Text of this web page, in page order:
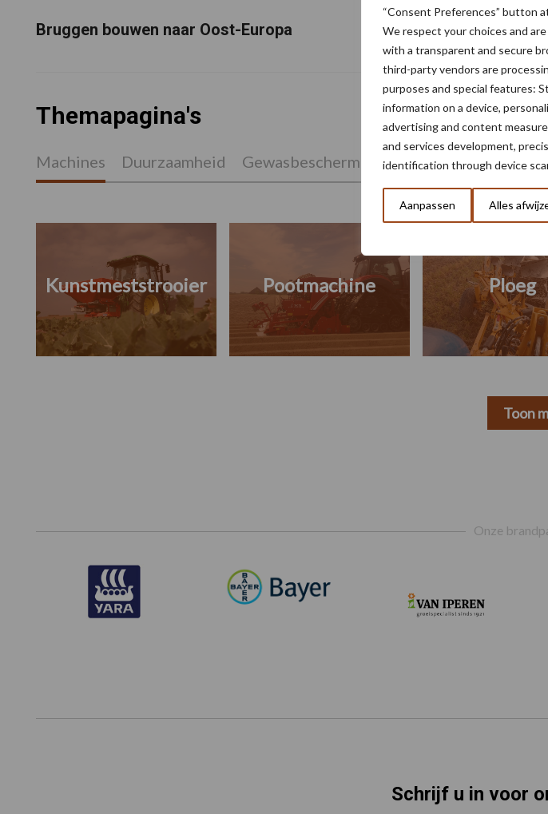
“Consent Preferences” button
We respect your choices and
with a transparent and secure
third-party vendors are
purposes and special features:
information on a device,
advertising and content
and services development,
identification through device
Aanpassen Alles
Bruggen bouwen naar Oost-Europa
Middel besparen met
“Elke druppel op de
Themapagina's
Machines Duurzaamheid Gewasbescherming Poten en zaaien
Kunstmeststrooier Pootmachine Ploeg
Toon
Onze
Schrijf u in voor